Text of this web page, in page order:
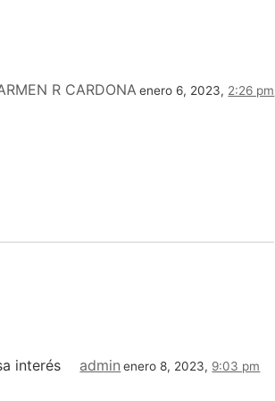
R CARDONA enero 6, 2023, 2:26 pm
admin enero 8, 2023, 9:03 pm
interés